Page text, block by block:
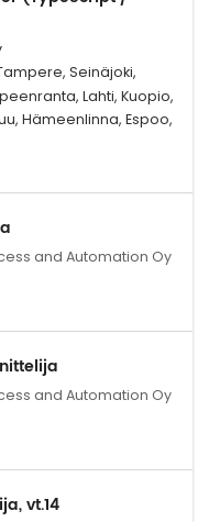
Seinäjoki,
Lahti, Kuopio,
Hämeenlinna, Espoo,
and Automation Oy
and Automation Oy
vt.14